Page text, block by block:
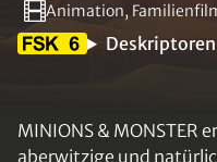
Animation,
Deskriptoren
MINIONS & MONSTER
aberwitzige und